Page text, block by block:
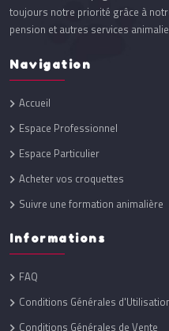
toujours notre priorité grâce à
pension et autres services
Navigation
Accueil
Espace Professionnel
Espace Particulier
Acheter vos croquettes
Suivre une formation animalière
Informations
FAQ
Conditions Générales
Conditions Générales de Vente